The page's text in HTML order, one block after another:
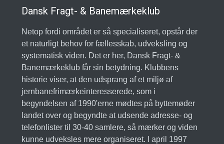
Dansk Fragt- & Banemærkeklub
Netop fordi området er så specialiseret, opstår der
et naturligt behov for fællesskab, udveksling og
systematisk viden. Det er her, Dansk Fragt- &
Banemærkeklub får sin betydning. Klubbens
historie viser, at den udsprang af et miljø af
jernbanefrimærkeinteresserede, som i
begyndelsen af 1990'erne mødtes på byttemøder
landet over og begyndte at udsende adresse- og
telefonlister til 30-40 samlere, så mærker og viden
kunne udveksles mere organiseret. I april 1997